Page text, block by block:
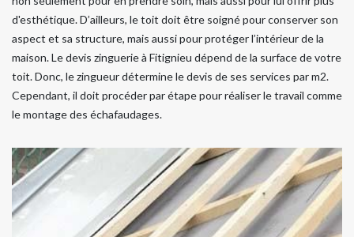
d'esthétique. D’ailleurs, le toit doit être soigné pour conserver son
aspect et sa structure, mais aussi pour protéger l’intérieur de la
maison. Le devis zinguerie à Fitignieu dépend de la surface de votre
toit. Donc, le zingueur détermine le devis de ses services par m2.
Cependant, il doit procéder par étape pour réaliser le travail comme
le montage des échafaudages.